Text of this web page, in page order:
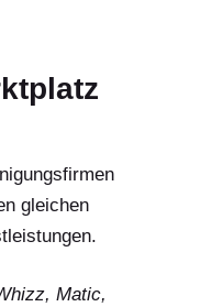
gleichen
Matic,